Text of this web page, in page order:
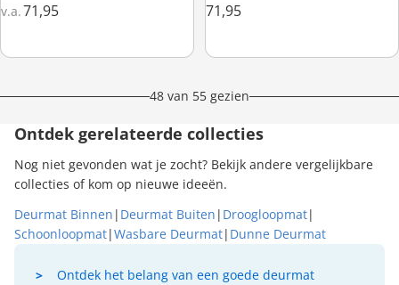
v.a.71,95 71,95
48 van 55 gezien
Ontdek gerelateerde collecties
Nog niet gevonden wat je zocht? Bekijk andere vergelijkbare
collecties of kom op nieuwe ideeën.
Deurmat Binnen | Deurmat Buiten | Droogloopmat|
Schoonloopmat|Wasbare Deurmat| Dunne Deurmat
Ontdek het belang van een goede deurmat